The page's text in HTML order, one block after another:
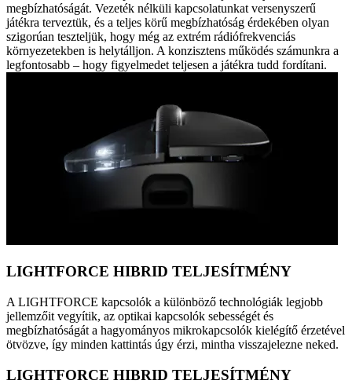
megbízhatóságát. Vezeték nélküli kapcsolatunkat versenyszerű
játékra terveztük, és a teljes körű megbízhatóság érdekében olyan
szigorúan teszteljük, hogy még az extrém rádiófrekvenciás
környezetekben is helytálljon. A konzisztens működés számunkra a
legfontosabb – hogy figyelmedet teljesen a játékra tudd fordítani.
LIGHTFORCE HIBRID TELJESÍTMÉNY
A LIGHTFORCE kapcsolók a különböző technológiák legjobb
jellemzőit vegyítik, az optikai kapcsolók sebességét és
megbízhatóságát a hagyományos mikrokapcsolók kielégítő érzetével
ötvözve, így minden kattintás úgy érzi, mintha visszajelezne neked.
LIGHTFORCE HIBRID TELJESÍTMÉNY